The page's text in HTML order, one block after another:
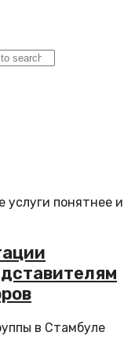
услуги понятнее и
в Стамбуле